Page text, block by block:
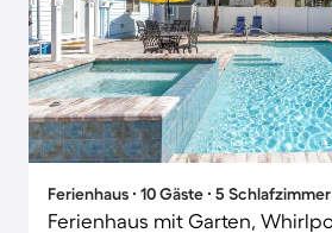
Ferienhaus ∙ 10 Gäste ∙ 5 Schlafzimmer